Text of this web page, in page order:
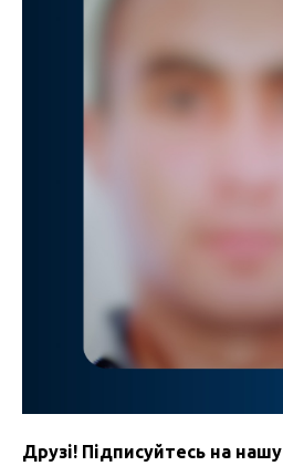
Друзі! Підписуйтесь на нашу